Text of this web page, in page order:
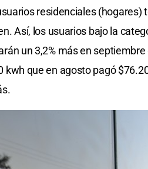
residenciales
Así, los usuarios bajo la
un 3,2% más en
kwh que en agosto pagó